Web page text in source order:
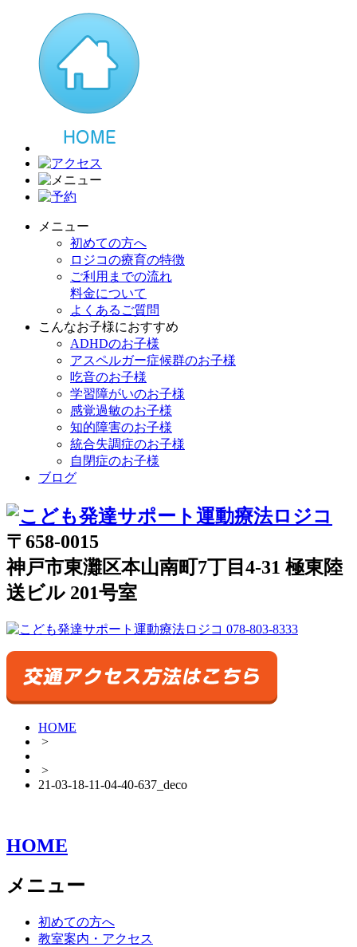
メニュー
初めての方へ
ロジコの療育の特徴
ご利用までの流れ
料金について
よくあるご質問
こんなお子様におすすめ
ADHDのお子様
アスペルガー症候群のお子様
吃音のお子様
学習障がいのお子様
感覚過敏のお子様
知的障害のお子様
統合失調症のお子様
自閉症のお子様
ブログ
〒658-0015
神戸市東灘区本山南町7丁目4-31 極東陸
送ビル 201号室
HOME
>
>
21-03-18-11-04-40-637_deco
HOME
メニュー
初めての方へ
教室案内・アクセス